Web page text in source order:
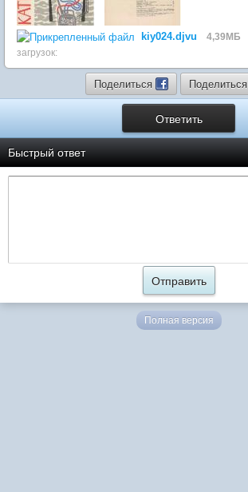
kiy024.djvu 4,39МБ
загрузок:
Поделиться Поделиться
Ответить
Быстрый ответ
Полная версия